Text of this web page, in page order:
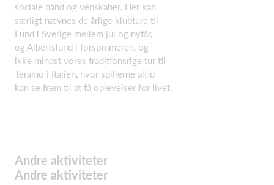
sociale bånd og venskaber. Her kan
særligt nævnes de årlige klubture til
Lund i Sverige mellem jul og nytår,
og Albertslund i forsommeren, og
ikke mindst vores traditionsrige tur til
Teramo i Italien, hvor spillerne altid
kan se frem til at få oplevelser for livet.
Andre aktiviteter
Andre aktiviteter